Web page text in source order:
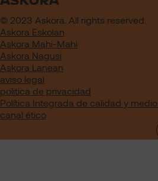
© 2023 Askora. All rights reserved.
Askora Eskolan
Askora Mahi-Mahi
Askora Nagusi
Askora Lanean
aviso legal
politica de privacidad
Política Integrada de calidad y
canal ético